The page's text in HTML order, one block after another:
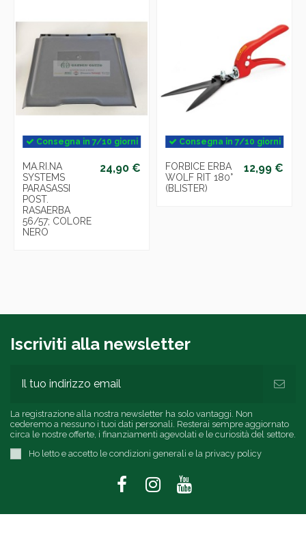
Consegna in 7/10 giorni
MA.RI.NA
SYSTEMS
PARASASSI
POST.
RASAERBA
56/57; COLORE
NERO
24,90 €
Consegna in 7/10 giorni
FORBICE ERBA
WOLF RIT 180°
(BLISTER)
12,99 €
Iscriviti alla newsletter
La registrazione alla nostra newsletter ha solo vantaggi. Non
cederemo a nessuno i tuoi dati personali. Resterai sempre aggiornato
circa le nostre offerte, i finanziamenti agevolati e le curiosità del settore.
Ho letto e accetto le condizioni generali e la privacy policy